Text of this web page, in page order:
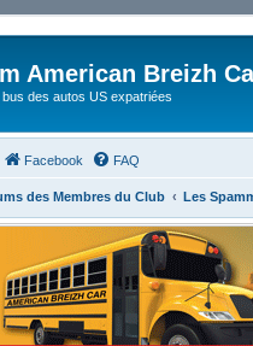
American Breizh
bus des autos US expatriées
Facebook FAQ
des Membres du Club Les